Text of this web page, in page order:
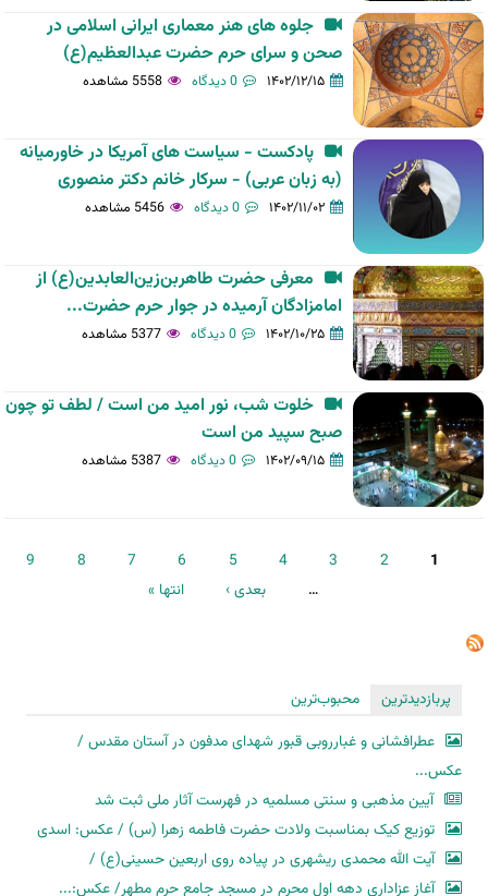
جلوه های هنر معماری ایرانی اسلامی در
صحن و سرای حرم حضرت عبدالعظیم(ع)
۱۴۰۲/۱۲/۱۵ 0 دیدگاه 5558 مشاهده
پادکست - سیاست های آمریکا در خاورمیانه
(به زبان عربی) - سرکار خانم دکتر منصوری
۱۴۰۲/۱۱/۰۲ 0 دیدگاه 5456 مشاهده
معرفی حضرت طاهر‌بن‌زین‌‌‌العابدین(ع) از
امامزادگان آرمیده در جوار حرم حضرت...
۱۴۰۲/۱۰/۲۵ 0 دیدگاه 5377 مشاهده
خلوت شب، نور امید من است / لطف تو چون
صبح سپید من است
۱۴۰۲/۰۹/۱۵ 0 دیدگاه 5387 مشاهده
صفحه‌ها
1
2
3
4
5
6
7
8
9
…
بعدی › انتها »
پربازدیدترین
محبوب‌ترین
عطرافشانی و غبارروبی قبور شهدای مدفون در آستان مقدس /
عکس...
آیین مذهبی و سنتی مسلمیه در فهرست آثار ملی ثبت شد
توزیع کیک بمناسبت ولادت حضرت فاطمه زهرا (س) / عکس: اسدی
آیت الله محمدی ریشهری در پیاده روی اربعین حسینی(ع) /
آغاز عزاداری دهه اول محرم در مسجد جامع حرم مطهر/ عکس:...